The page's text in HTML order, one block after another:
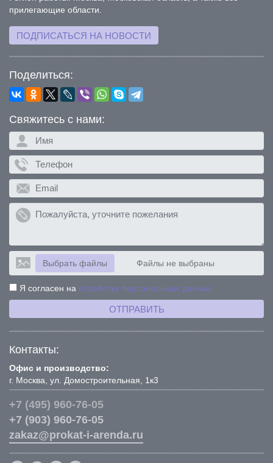
прилегающие области.
ПОДПИСАТЬСЯ НА НОВОСТИ
Поделиться:
Свяжитесь с нами:
Выбрать файлы Файлы не выбраны
Я согласен на обработку персональных данных
ОТПРАВИТЬ
Контакты:
Офис и производство:
г. Москва, ул. Домостроительная, 1к3
+7 (495) 960-76-05
+7 (903) 960-76-05
zakaz@prokat-i-arenda.ru